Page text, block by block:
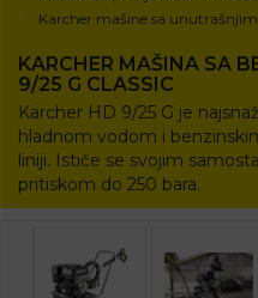
Karcher mašine sa
KARCHER MAŠINA SA
9/25 G CLASSIC
Karcher HD 9/25 G je
hladnom vodom i
liniji. Ističe se svojim
pritiskom do 250 bara.